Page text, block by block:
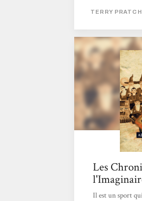
bien connu
l’université.
cuisinières de
Daingue,
l’Université,...
TERRY
Les
Il est un sport